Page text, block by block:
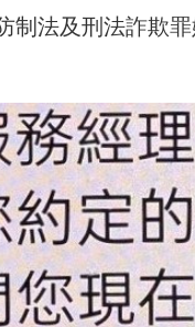
制法及刑法詐欺